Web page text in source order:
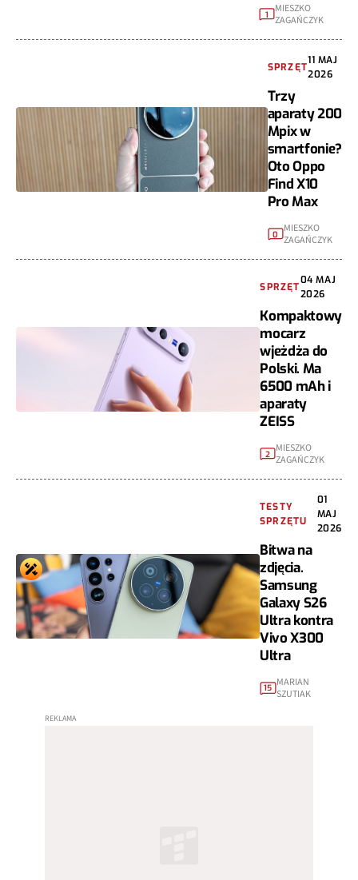
1
MIESZKO
ZAGAŃCZYK
SPRZĘT
11 MAJ
2026
Trzy
aparaty 200
Mpix w
smartfonie?
Oto Oppo
Find X10
Pro Max
0 MIESZKO
ZAGAŃCZYK
SPRZĘT
04 MAJ
2026
Kompaktowy
mocarz
wjeżdża do
Polski. Ma
6500 mAh i
aparaty
ZEISS
2
MIESZKO
ZAGAŃCZYK
TESTY
SPRZĘTU
01
MAJ
2026
Bitwa na
zdjęcia.
Samsung
Galaxy S26
Ultra kontra
Vivo X300
Ultra
15 MARIAN
SZUTIAK